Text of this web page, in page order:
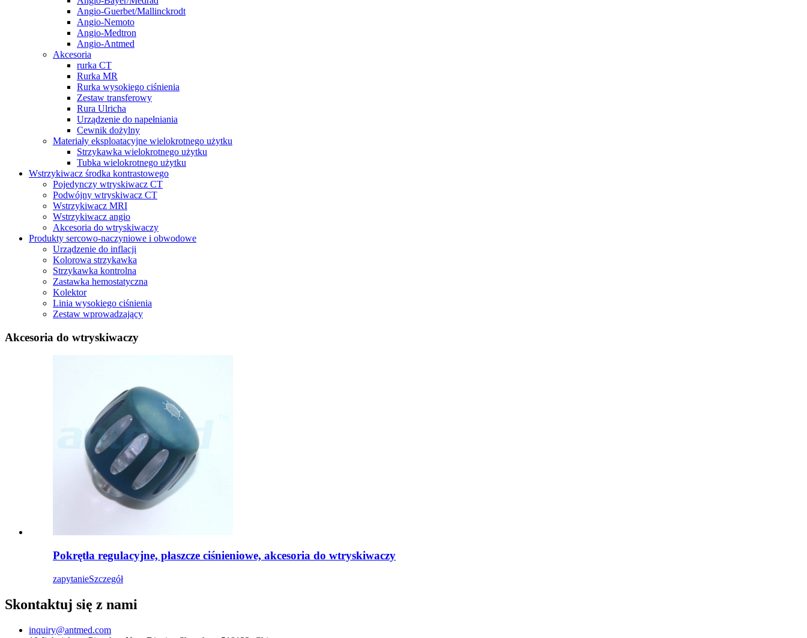
Angio-Guerbet/Mallinckrodt
Angio-Nemoto
Angio-Medtron
Angio-Antmed
Akcesoria
rurka CT
Rurka MR
Rurka wysokiego ciśnienia
Zestaw transferowy
Rura Ulricha
Urządzenie do napełniania
Cewnik dożylny
Materiały eksploatacyjne wielokrotnego użytku
Strzykawka wielokrotnego użytku
Tubka wielokrotnego użytku
Wstrzykiwacz środka kontrastowego
Pojedynczy wtryskiwacz CT
Podwójny wtryskiwacz CT
Wstrzykiwacz MRI
Wstrzykiwacz angio
Akcesoria do wtryskiwaczy
Produkty sercowo-naczyniowe i obwodowe
Urządzenie do inflacji
Kolorowa strzykawka
Strzykawka kontrolna
Zastawka hemostatyczna
Kolektor
Linia wysokiego ciśnienia
Zestaw wprowadzający
Akcesoria do wtryskiwaczy
Pokrętła regulacyjne, płaszcze ciśnieniowe, akcesoria do wtryskiwaczy
zapytanieSzczegół
Skontaktuj się z nami
inquiry@antmed.com